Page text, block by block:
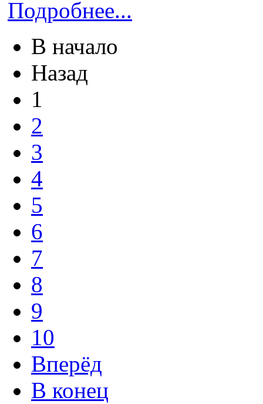
Подробнее...
В начало
Назад
1
2
3
4
5
6
7
8
9
10
Вперёд
В конец